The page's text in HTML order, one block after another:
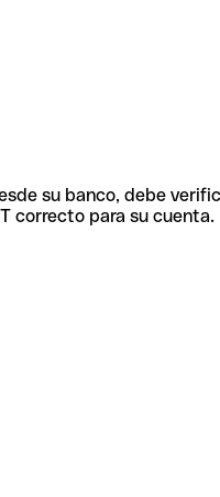
su banco, debe
correcto para su cuenta.